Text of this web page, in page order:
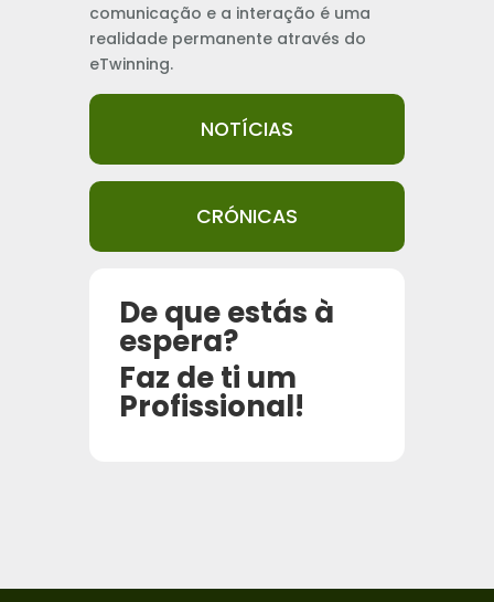
comunicação e a interação é uma
realidade permanente através do
eTwinning.
NOTÍCIAS
CRÓNICAS
De que estás à
espera?
Faz de ti um
Profissional!